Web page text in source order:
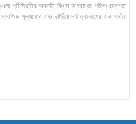
পরিস্থিতির অবনতি কিংবা অপরাধের পরিসংখ্যানগত
মূল্যবোধ এবং রাষ্ট্রীয় দায়িত্ববোধের এক গভীর